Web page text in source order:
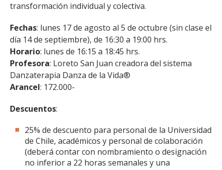
transformación individual y colectiva.
Fechas: lunes 17 de agosto al 5 de octubre (sin clase el
día 14 de septiembre), de 16:30 a 19:00 hrs.
Horario: lunes de 16:15 a 18:45 hrs.
Profesora: Loreto San Juan creadora del sistema
Danzaterapia Danza de la Vida®
Arancel: 172.000-
Descuentos:
25% de descuento para personal de la Universidad
de Chile, académicos y personal de colaboración
(deberá contar con nombramiento o designación
no inferior a 22 horas semanales y una